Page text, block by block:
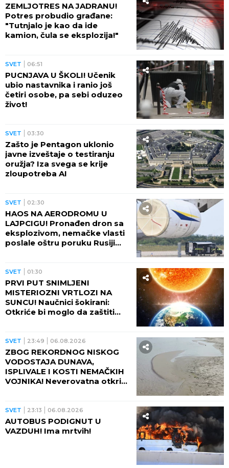
ZEMLJOTRES NA JADRANU!
Potres probudio građane:
"Tutnjalo je kao da ide
kamion, čula se eksplozija!"
SVET 06:51
PUCNJAVA U ŠKOLI! Učenik
ubio nastavnika i ranio još
četiri osobe, pa sebi oduzeo
život!
SVET 03:30
Zašto je Pentagon uklonio
javne izveštaje o testiranju
oružja? Iza svega se krije
zloupotreba AI
SVET 02:30
HAOS NA AERODROMU U
LAJPCIGU! Pronađen dron sa
eksplozivom, nemačke vlasti
poslale oštru poruku Rusiji
SVET 01:30
PRVI PUT SNIMLJENI
MISTERIOZNI VRTLOZI NA
SUNCU! Naučnici šokirani:
Otkriće bi moglo da zaštiti
SVET 23:49 06.08.2026
ZBOG REKORDNOG NISKOG
VODOSTAJA DUNAVA,
ISPLIVALE I KOSTI NEMAČKIH
VOJNIKA! Neverovatna otkrića
SVET 23:13 06.08.2026
AUTOBUS PODIGNUT U
VAZDUH! Ima mrtvih!